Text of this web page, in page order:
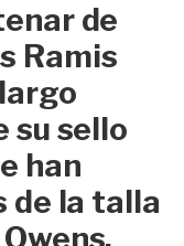
de
Ramis
su sello
han
la talla